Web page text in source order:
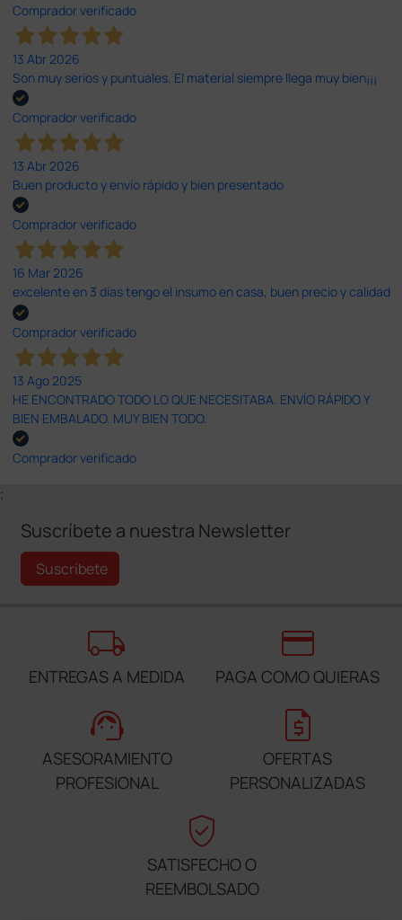
Comprador verificado
13 Abr 2026
Son muy serios y puntuales. El material siempre llega muy bien¡¡¡
Comprador verificado
13 Abr 2026
Buen producto y envío rápido y bien presentado
Comprador verificado
16 Mar 2026
excelente en 3 días tengo el insumo en casa, buen precio y calidad
Comprador verificado
13 Ago 2025
HE ENCONTRADO TODO LO QUE NECESITABA. ENVÍO RÁPIDO Y
BIEN EMBALADO. MUY BIEN TODO.
Comprador verificado
;
Suscríbete a nuestra Newsletter
Suscríbete
local_shipping
ENTREGAS A MEDIDA
credit_card
PAGA COMO QUIERAS
support_agent
ASESORAMIENTO
PROFESIONAL
request_quote
OFERTAS
PERSONALIZADAS
verified_user
SATISFECHO O
REEMBOLSADO